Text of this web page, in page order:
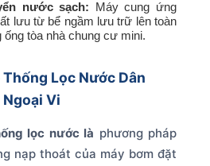
nước sạch:
Máy cung ứng
lưu từ bể ngầm lưu trữ lên toàn
ống tòa nhà chung cư mini.
Thống Lọc Nước Dân
Vi
lọc nước là phương pháp
nạp thoát của máy bơm đặt